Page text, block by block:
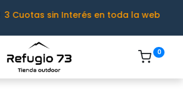
3 Cuotas sin Interés en toda la web
0